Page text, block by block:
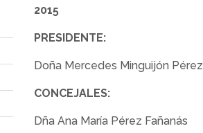
2015
PRESIDENTE:
Doña Mercedes Minguijón Pérez
CONCEJALES:
Dña Ana María Pérez Fañanás